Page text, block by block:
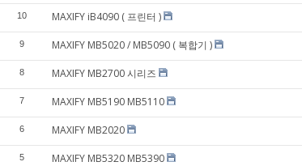
10 MAXIFY iB4090 ( 프린터 )
9 MAXIFY MB5020 / MB5090 ( 복합기 )
8 MAXIFY MB2700 시리즈
7 MAXIFY MB5190 MB5110
6 MAXIFY MB2020
5 MAXIFY MB5320 MB5390